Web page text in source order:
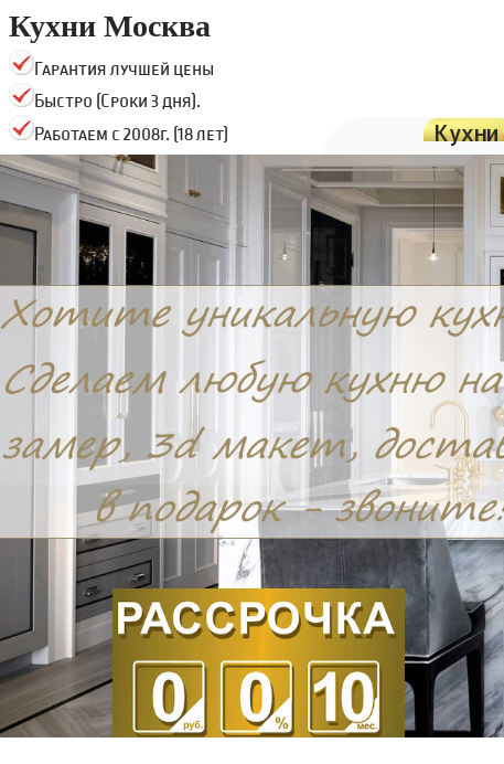
Кухни Москва
Гарантия лучшей цены
Быстро (Сроки 3 дня).
Работаем с 2008г. (18 лет)
Кухни